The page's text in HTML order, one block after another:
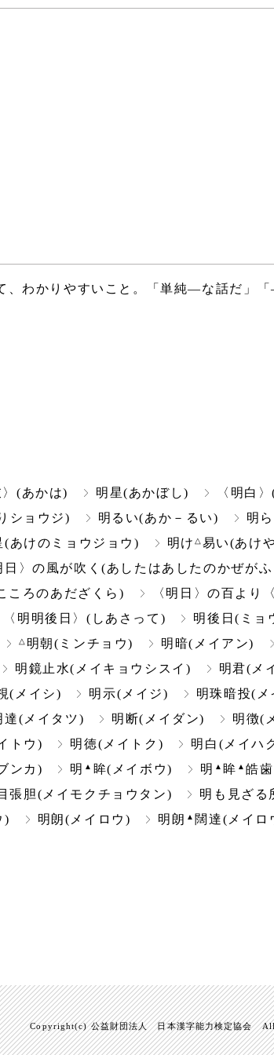
、わかりやすいこと。「単純―な話だ」「
〉(あかは) 明星(あかぼし) 〈明白
ショウジ) 明るい(あか－るい) 明
(あけのミョウジョウ) 明け △ 易い(あけ
日〉の風が吹く(あしたはあしたのかぜが
ころのあだざくら)
〈明日〉の百より
〈明明後日〉(しあさって) 明後日(ミョ
△ 明朝(ミンチョウ) 明暗(メイアン)
明鏡止水(メイキョウシスイ) 明君(メ
(メイシ) 明示(メイジ) 明珠暗投(
達(メイタツ) 明断(メイダン) 明徴(
トウ) 明徳(メイトク) 明白(メイハ
ンカ) 明 ▲ 眸(メイボウ) 明 ▲眸 ▲皓
張胆(メイモクチョウタン) 明も見ざる
) 明朗(メイロウ) 明朗 ▲闊達(メイロ
Copyright(c) 公益財団法人 日本漢字能力検定協会